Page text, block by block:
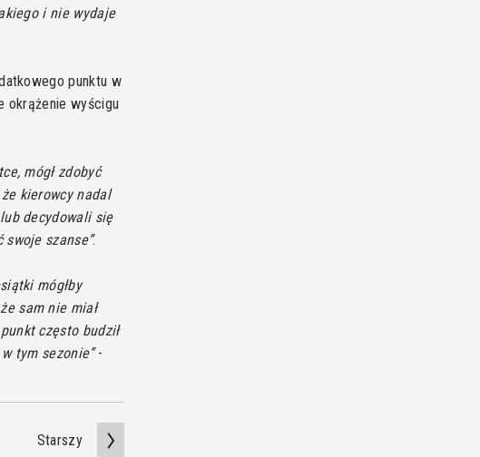
i nie wydaje
punktu w
okrążenie wyścigu
mógł zdobyć
kierowcy nadal
decydowali się
swoje szanse .
mógłby
sam nie miał
często budził
tym sezonie -
Starszy